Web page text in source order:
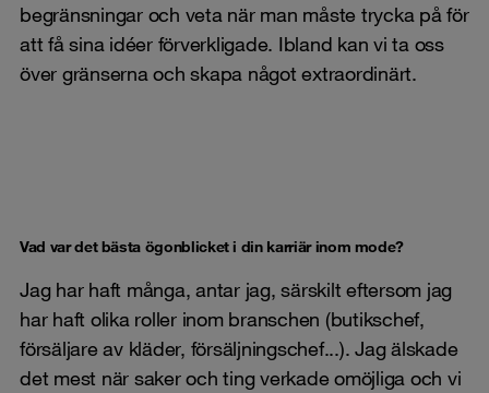
begränsningar och veta när man måste trycka på för
att få sina idéer förverkligade. Ibland kan vi ta oss
över gränserna och skapa något extraordinärt.
Vad var det bästa ögonblicket i din karriär inom mode?
Jag har haft många, antar jag, särskilt eftersom jag
har haft olika roller inom branschen (butikschef,
försäljare av kläder, försäljningschef...). Jag älskade
det mest när saker och ting verkade omöjliga och vi